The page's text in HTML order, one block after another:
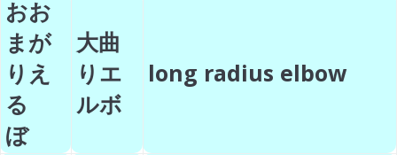
おお
まが
りえ
る
ぼ
大曲
りエ
ルボ
long radius elbow